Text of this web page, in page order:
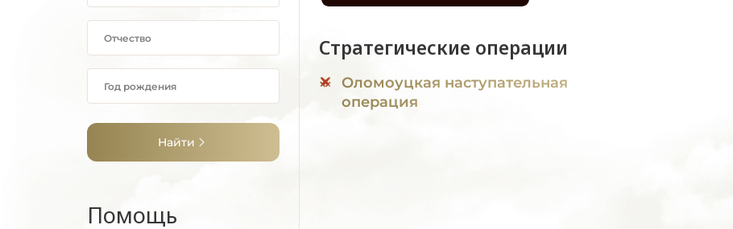
Найти
Помощь
Стратегические операции
Оломоуцкая наступательная
операция